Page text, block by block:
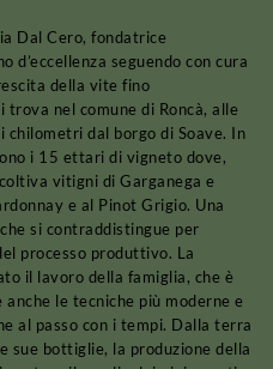
Dal Cero, fondatrice
d’eccellenza seguendo con cura
della vite fino
nel comune di Roncà, alle
chilometri dal borgo di Soave. In
i 15 ettari di vigneto dove,
vitigni di Garganega e
e al Pinot Grigio. Una
si contraddistingue per
processo produttivo. La
il lavoro della famiglia, che è
le tecniche più moderne e
al passo con i tempi. Dalla terra
sue bottiglie, la produzione della